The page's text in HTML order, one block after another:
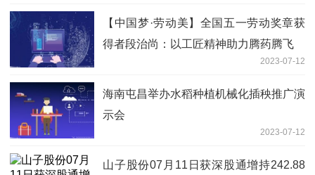
【中国梦·劳动美】全国五一劳动奖章获
得者段治尚：以工匠精神助力腾药腾飞
2023-07-12
海南屯昌举办水稻种植机械化插秧推广演
示会
2023-07-12
山子股份07月11日获深股通增持242.88